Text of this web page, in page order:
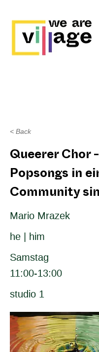
< Back
Queerer Chor -
Popsongs in
Community
Mario Mrazek
he | him
Samstag
11:00-13:00
studio 1